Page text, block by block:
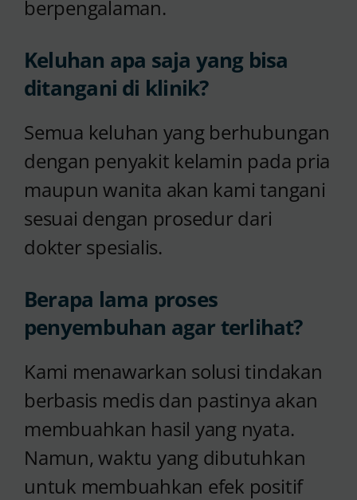
berpengalaman.
Keluhan apa saja yang bisa
ditangani di klinik?
Semua keluhan yang berhubungan
dengan penyakit kelamin pada pria
maupun wanita akan kami tangani
sesuai dengan prosedur dari
dokter spesialis.
Berapa lama proses
penyembuhan agar terlihat?
Kami menawarkan solusi tindakan
berbasis medis dan pastinya akan
membuahkan hasil yang nyata.
Namun, waktu yang dibutuhkan
untuk membuahkan efek positif